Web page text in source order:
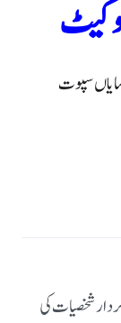
سپوت
شخصیات کی